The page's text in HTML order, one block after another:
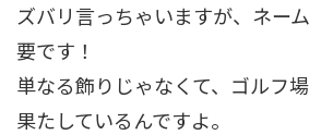
ズバリ言っちゃいますが、ネー
要です！
単なる飾りじゃなくて、ゴルフ
果たしているんですよ。